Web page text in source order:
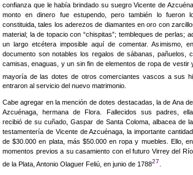
confianza que le había brindado su suegro Vicente de
monto en dinero fue estupendo,pero también lo fueron
constituida, tales los aderezos de diamantes en oro con
material; la de topacio con “chispitas”; tembleques de perlas;
un largo etcétera imposible aquí de comentar. Asimismo,
documento son notables los regalos de sábanas, pañuelos,
camisas, enaguas, y un sin fin de elementos de ropa de vestir
mayoría de las dotes de otros comerciantes vascos a sus
entraron al servicio del nuevo matrimonio.
Cabe agregar en la mención de dotes destacadas, la de Ana de
Azcuénaga, hermana de Flora. Fallecidos sus padres, ella
recibió de su cuñado, Gaspar de Santa Coloma, albacea de la
testamentería de Vicente de Azcuénaga, la importantecantidad
de $30.000 en plata, más $50.000 en ropa y muebles. Ello, en
momentos previos a su casamiento con el futuro Virrey del Río
de la Plata, Antonio Olaguer Feliú, en junio de 178827